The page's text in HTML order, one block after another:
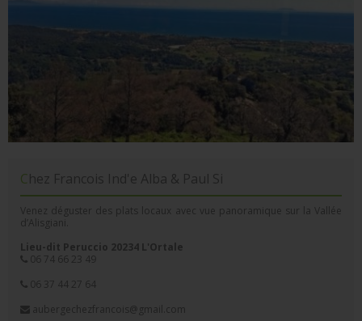
Chez Francois Ind'e Alba & Paul Si
Venez déguster des plats locaux avec vue panoramique sur la Vallée
d’Alisgiani.
Lieu-dit Peruccio 20234 L'Ortale
06 74 66 23 49
06 37 44 27 64
aubergechezfrancois@gmail.com